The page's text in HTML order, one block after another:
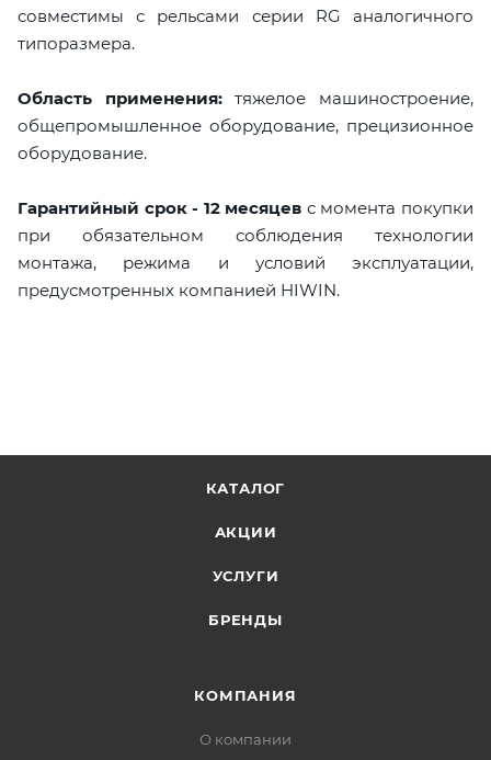
совместимы с рельсами серии RG аналогичного
типоразмера.
Область применения:тяжелое машиностроение,
общепромышленное оборудование, прецизионное
оборудование.
Гарантийный срок - 12 месяцев с момента покупки
при обязательном соблюдения технологии
монтажа, режима и условий эксплуатации,
предусмотренных компанией HIWIN.
КАТАЛОГ
АКЦИИ
УСЛУГИ
БРЕНДЫ
КОМПАНИЯ
О компании